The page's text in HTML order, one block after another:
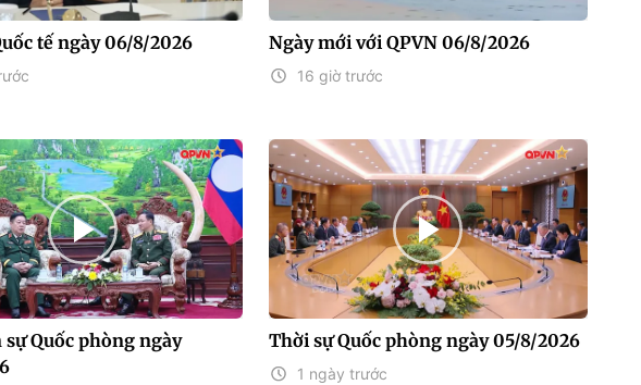
tế ngày 06/8/2026 Ngày mới với QPVN 06/8/2026
16 giờ trước
sự Quốc phòng ngày
Thời sự Quốc phòng ngày 05/8/2026
1 ngày trước